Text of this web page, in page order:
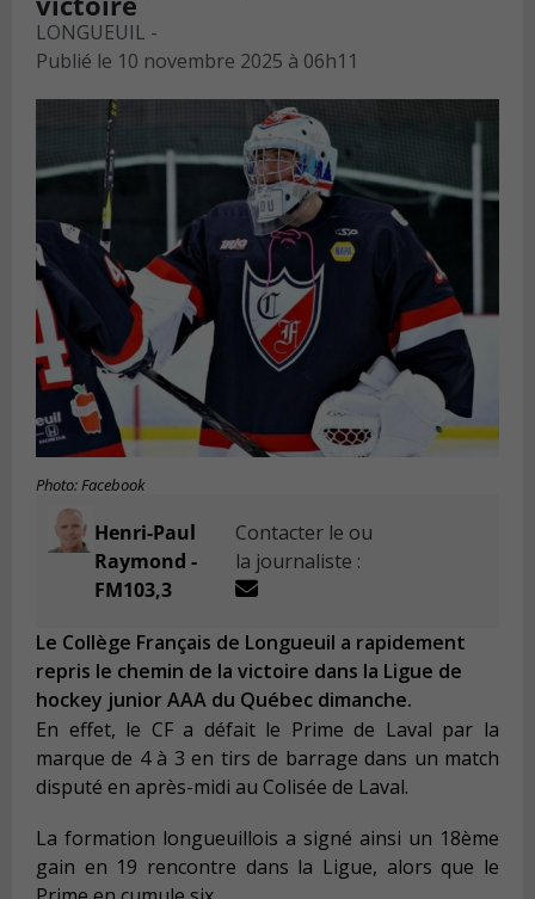
LONGUEUIL -
Publié le 10 novembre 2025 à 06h11
Photo: Facebook
Henri-Paul
Raymond -
FM103,3
Contacter le ou
la journaliste :
Le Collège Français de Longueuil a rapidement
repris le chemin de la victoire dans la Ligue de
hockey junior AAA du Québec dimanche.
En effet, le CF a défait le Prime de Laval par la
marque de 4 à 3 en tirs de barrage dans un match
disputé en après-midi au Colisée de Laval.
La formation longueuillois a signé ainsi un 18ème
gain en 19 rencontre dans la Ligue, alors que le